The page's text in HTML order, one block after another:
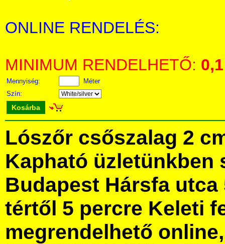
ONLINE RENDELÉS:
MINIMUM RENDELHETŐ: 0,1
Mennyiség:
Méter
Szín:
Kosárba
Lószőr csőszalag 2
Kapható üzletünkben
Budapest Hársfa utca
tértől 5 percre Keleti
megrendelhető